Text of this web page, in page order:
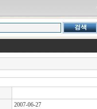
2007-06-27